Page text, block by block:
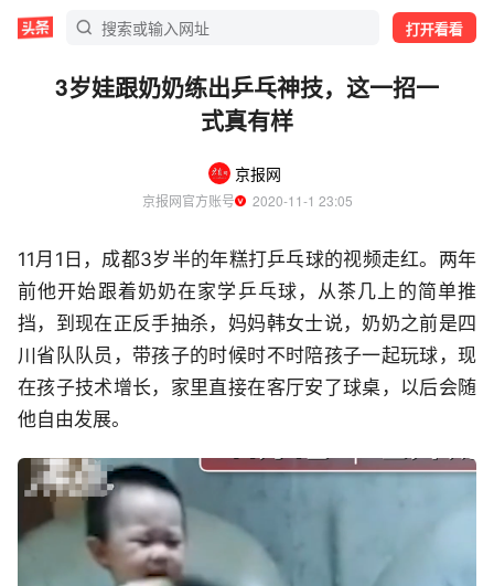
打开看看
3岁娃跟奶奶练出乒乓神技，这一招一
式真有样
京报网
京报网官方账号
  2020-11-1 23:05
11月1日，成都3岁半的年糕打乒乓球的视频走红。两年
前他开始跟着奶奶在家学乒乓球，从茶几上的简单推
挡，到现在正反手抽杀，妈妈韩女士说，奶奶之前是四
川省队队员，带孩子的时候时不时陪孩子一起玩球，现
在孩子技术增长，家里直接在客厅安了球桌，以后会随
他自由发展。